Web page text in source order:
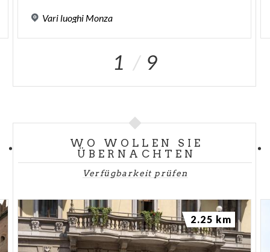
Variluoghi Monza
1 9
WO WOLLEN SIE
ÜBERNACHTEN
Verfügbarkeit prüfen
2.25 km